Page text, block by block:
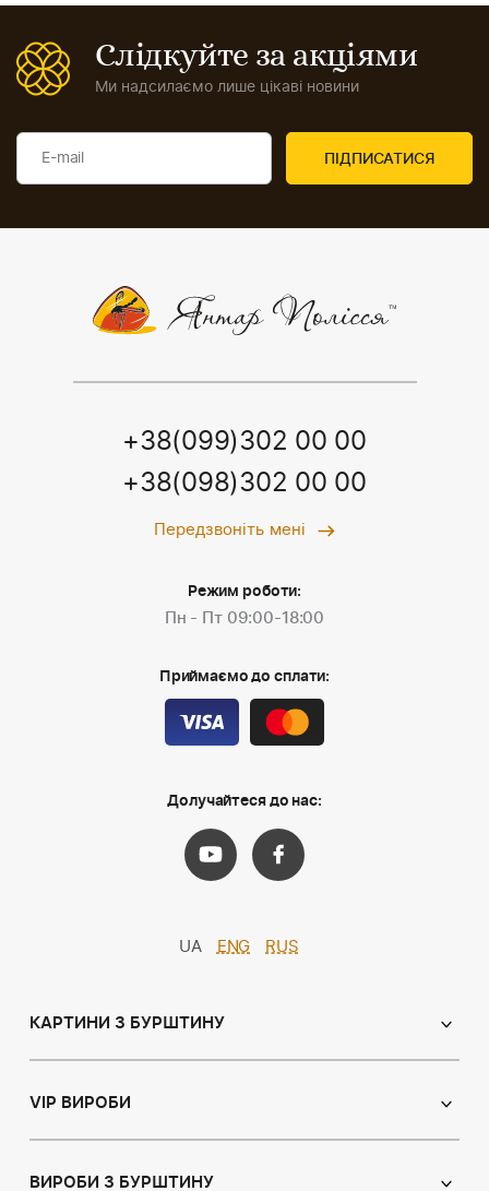
Слідкуйте за акціями
Ми надсилаємо лише цікаві новини
+38(099)302 00 00
+38(098)302 00 00
Передзвоніть мені
Режим роботи:
Пн - Пт 09:00-18:00
Приймаємо до сплати:
Долучайтеся до нас:
UA ENG RUS
КАРТИНИ З БУРШТИНУ
Іменні ікони
VIP ВИРОБИ
Ікони з пластин
ВИРОБИ З БУРШТИНУ